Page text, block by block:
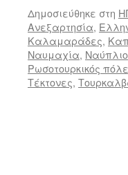
Δημοσιεύθηκε στη
Ανεξαρτησία,
Καλαμαράδες,
Ναυμαχία, Ναύπλιο
Ρωσοτουρκικός
Τέκτονες,